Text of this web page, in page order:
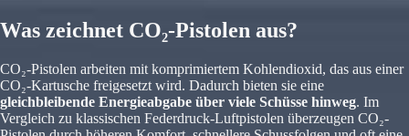
Was zeichnet CO₂-Pistolen aus?
CO₂-Pistolen arbeiten mit komprimiertem Kohlendioxid, das aus einer
CO₂-Kartusche freigesetzt wird. Dadurch bieten sie eine
gleichbleibende Energieabgabe über viele Schüsse hinweg. Im
Vergleich zu klassischen Federdruck-Luftpistolen überzeugen CO₂-